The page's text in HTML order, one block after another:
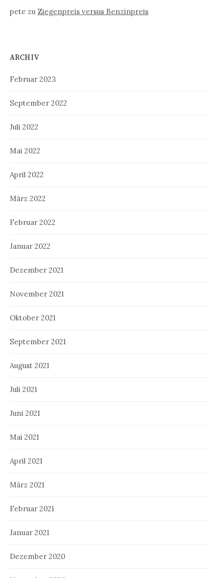
pete zu Ziegenpreis versus Benzinpreis
ARCHIV
Februar 2023
September 2022
Juli 2022
Mai 2022
April 2022
März 2022
Februar 2022
Januar 2022
Dezember 2021
November 2021
Oktober 2021
September 2021
August 2021
Juli 2021
Juni 2021
Mai 2021
April 2021
März 2021
Februar 2021
Januar 2021
Dezember 2020